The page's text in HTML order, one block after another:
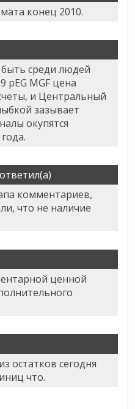
конец 2010.
среди людей
pEG MGF цена
и Центральный
зазывает
окупятся
ответил(а)
комментариев,
что не наличие
ценной
остатков сегодня
что.